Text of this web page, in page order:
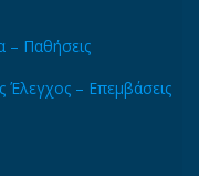
– Παθήσεις
Έλεγχος – Επεμβάσεις